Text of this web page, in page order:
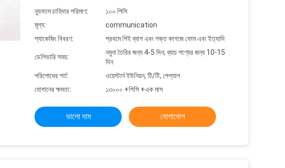
ন্যূনতম চাহিদার পরিমাণ:
১০০ পিসি
মূল্য:
communication
প্যাকেজিং বিবরণ:
প্রথমে পিই ব্যাগ এবং শক্ত কাগজে ফোম এবং ইত্যাদি
ডেলিভারি সময়:
নমুনা তৈরির জন্য 4-5 দিন; ব্যাচ পণ্যের জন্য 10-15
দিন
পরিশোধের শর্ত:
ওয়েস্টার্ন ইউনিয়ন, টি/টি, পেপ্যাল
যোগানের ক্ষমতা:
১৩০০০ +পিসি +এক মাস
ভালো দাম যোগাযোগ